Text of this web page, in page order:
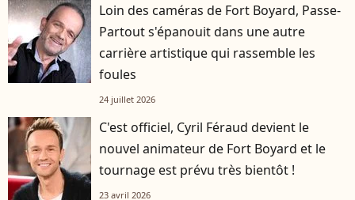
Loin des caméras de Fort Boyard, Passe-
Partout s'épanouit dans une autre
carrière artistique qui rassemble les
foules
24 juillet 2026
C'est officiel, Cyril Féraud devient le
nouvel animateur de Fort Boyard et le
tournage est prévu très bientôt !
23 avril 2026